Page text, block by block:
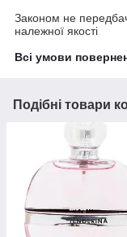
Законом не
належної якості
Всі умови
Подібні товари